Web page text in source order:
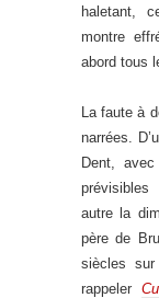
haletant,
montre
abord tous
La faute à
narrées.
Dent,
autre la
père de
siècles
rappeler